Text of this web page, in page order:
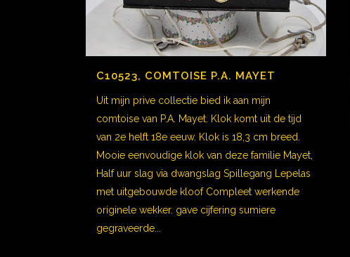
C10523, COMTOISE P.A. MAYET
Uit mijn prive collectie bied ik aan mijn
comtoise van P.A. Mayet. Klok komt uit de tijd
van 2e helft 18e eeuw. Klok is 18,3 cm breed.
Mooie eenvoudige klok van deze familie Mayet,
Half uur slag via dwangslag Spillegang Lepelas
met uitgebouwde kloof Compleet werkende
originele wekker. gave cijfering sumiere
gegraveerde...